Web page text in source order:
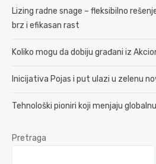
Lizing radne snage – fleksibilno
brz i efikasan rast
Koliko mogu da dobiju građani iz
Inicijativa Pojas i put ulazi u zelenu
Tehnološki pioniri koji menjaju
Pretraga